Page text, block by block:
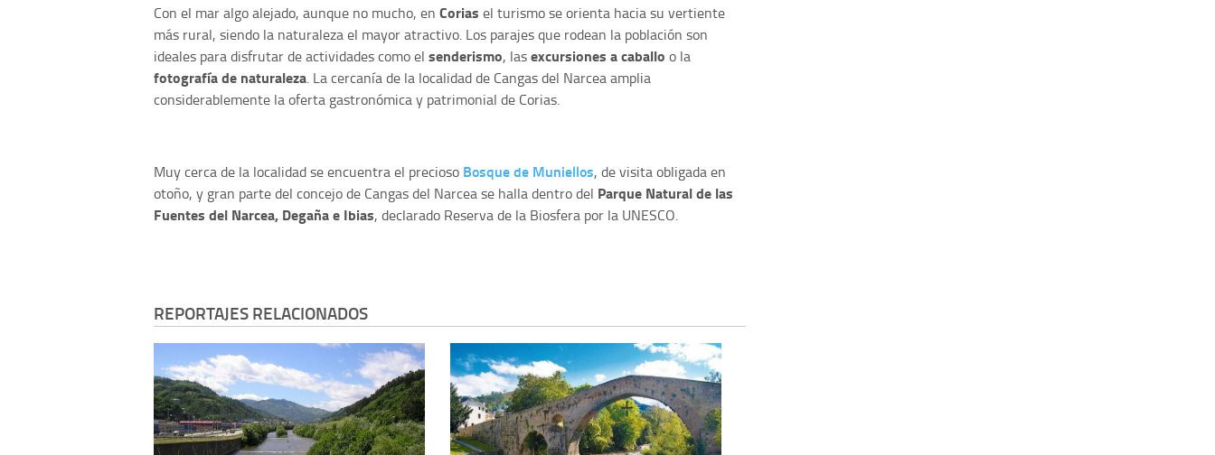
Con el mar algo alejado, aunque no mucho, en Corias el turismo se orienta hacia su vertiente
más rural, siendo la naturaleza el mayor atractivo. Los parajes que rodean la población son
ideales para disfrutar de actividades como el senderismo, lasexcursiones a caballo o la
fotografía de naturaleza. La cercanía de la localidad de Cangas del Narcea amplia
considerablemente la oferta gastronómica y patrimonial de Corias.
Muy cerca de la localidad se encuentra el precioso Bosque de Muniellos, de visita obligada en
otoño, y gran parte del concejo de Cangas del Narcea se halla dentro del Parque Natural de las
Fuentes del Narcea, Degaña e Ibias, declarado Reserva de la Biosfera por la UNESCO.
REPORTAJES RELACIONADOS